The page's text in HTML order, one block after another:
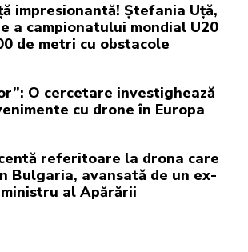
impresionantă! Ștefania Uță,
a campionatului mondial U20
de metri cu obstacole
O cercetare investighează
cu drone în Europa
referitoare la drona care
Bulgaria, avansată de un ex-
ministru al Apărării